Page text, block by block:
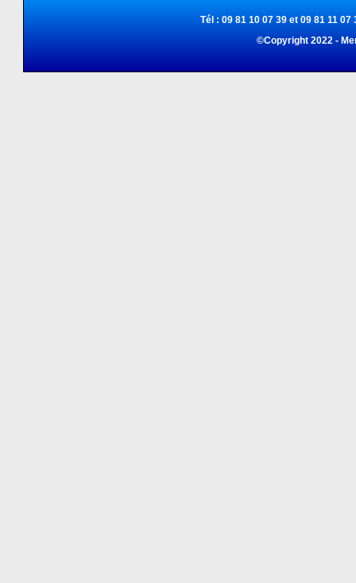
Tél : 09 81 10 07 39 et 09 81 11
©Copyright 2022 -